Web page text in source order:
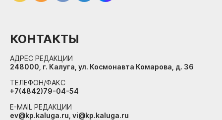
КОНТАКТЫ
АДРЕС РЕДАКЦИИ
248000, г. Калуга, ул. Космонавта Комарова, д. 36
ТЕЛЕФОН/ФАКС
+7(4842)79-04-54
E-MAIL РЕДАКЦИИ
ev@kp.kaluga.ru, vi@kp.kaluga.ru